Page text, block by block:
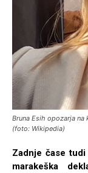
Bruna Esih opozarja
(foto: Wikipedia)
Zadnje čase
marakeška